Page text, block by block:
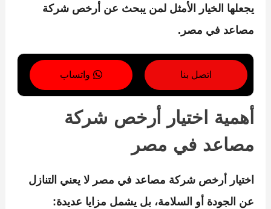
يجعلها الخيار الأمثل لمن يبحث عن أرخص شركة
مصاعد في مصر .
اتصل بنا واتساب
أهمية اختيار أرخص شركة
مصاعد في مصر
اختيار أرخص شركة مصاعد في مصر لا يعني التنازل
عن الجودة أو السلامة، بل يشمل مزايا عديدة: